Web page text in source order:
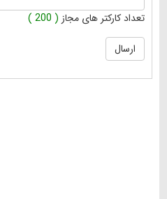
تعداد کارکتر های مجاز ( 200 )